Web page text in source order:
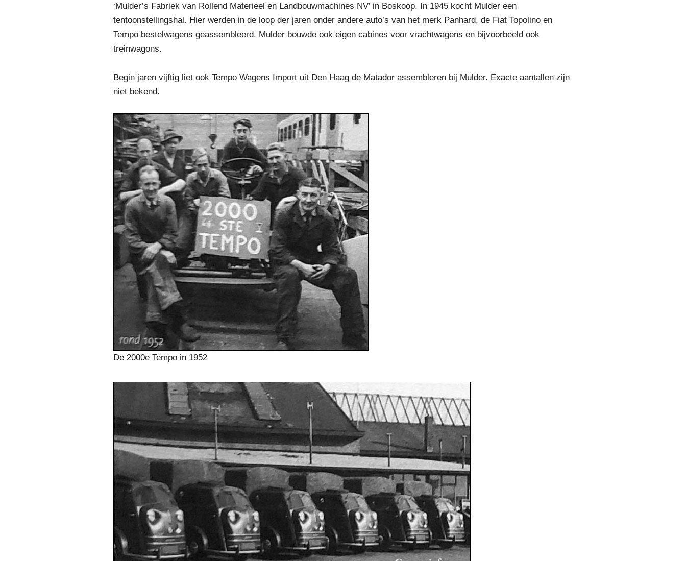
‘Mulder’s Fabriek van Rollend Materieel en Landbouwmachines NV’ in Boskoop. In 1945 kocht Mulder een
tentoonstellingshal. Hier werden in de loop der jaren onder andere auto’s van het merk Panhard, de Fiat Topolino en
Tempo bestelwagens geassembleerd. Mulder bouwde ook eigen cabines voor vrachtwagens en bijvoorbeeld ook
treinwagons.
Begin jaren vijftig liet ook Tempo Wagens Import uit Den Haag de Matador assembleren bij Mulder. Exacte aantallen zijn
niet bekend.
De 2000e Tempo in 1952